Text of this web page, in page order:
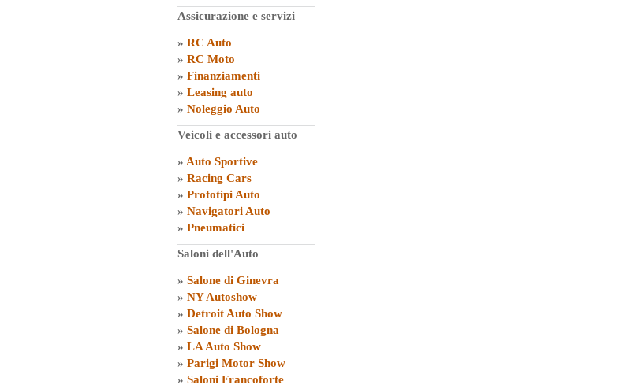
Assicurazione e servizi
» RC Auto
» RC Moto
» Finanziamenti
» Leasing auto
» Noleggio Auto
Veicoli e accessori auto
» Auto Sportive
» Racing Cars
» Prototipi Auto
» Navigatori Auto
» Pneumatici
Saloni dell'Auto
» Salone di Ginevra
» NY Autoshow
» Detroit Auto Show
» Salone di Bologna
» LA Auto Show
» Parigi Motor Show
» Saloni Francoforte